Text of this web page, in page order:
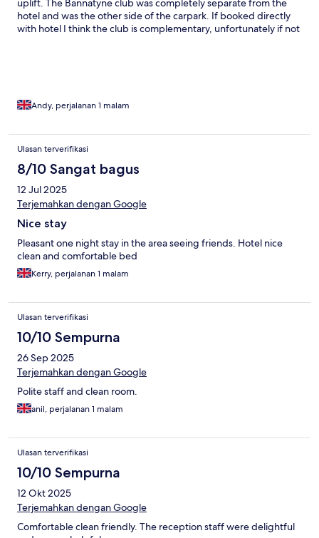
uplift. The Bannatyne club was completely separate from the
hotel and was the other side of the carpark. If booked directly
with hotel I think the club is complementary, unfortunately if not
wasn’t the best and the room/toilet looked a little tired. Could
Andy, perjalanan 1 malam
Ulasan terverifikasi
8/10 Sangat bagus
12 Jul 2025
Terjemahkan dengan Google
Nice stay
Pleasant one night stay in the area seeing friends. Hotel nice
clean and comfortable bed
Kerry, perjalanan 1 malam
Ulasan terverifikasi
10/10 Sempurna
26 Sep 2025
Terjemahkan dengan Google
Polite staff and clean room.
anil, perjalanan 1 malam
Ulasan terverifikasi
10/10 Sempurna
12 Okt 2025
Terjemahkan dengan Google
Comfortable clean friendly. The reception staff were delightful